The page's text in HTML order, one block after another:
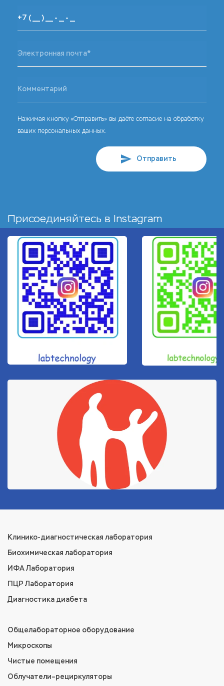
Нажимая кнопку «Отправить» вы даёте согласие на обработку
ваших персональных данных.
Отправить
Присоединяйтесь в Instagram
Клинико-диагностическая лаборатория
Биохимическая лаборатория
ИФА Лаборатория
ПЦР Лаборатория
Диагностика диабета
Общелабораторное оборудование
Микроскопы
Чистые помещения
Облучатели–рециркуляторы